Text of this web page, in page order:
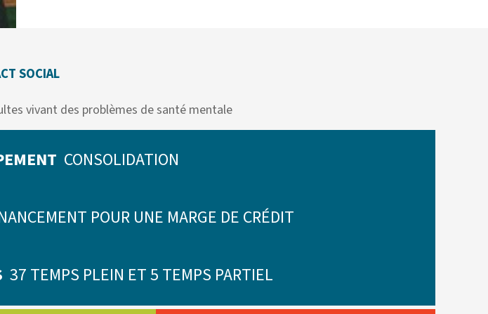
SOCIAL
vivant des problèmes de santé mentale
CONSOLIDATION
POUR UNE MARGE DE CRÉDIT
37 TEMPS PLEIN ET 5 TEMPS PARTIEL